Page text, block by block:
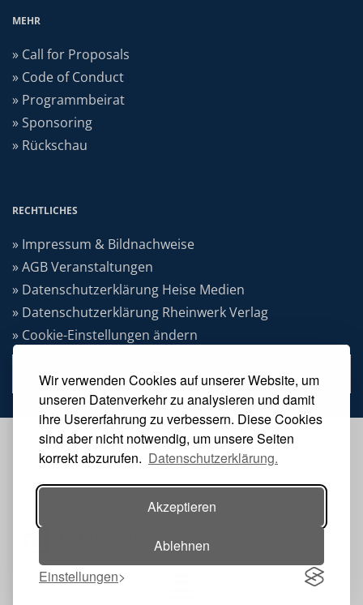
Wir verwenden Cookies auf unserer Website, um
unseren Datenverkehr zu analysieren und damit
ihre Usererfahrung zu verbessern. Diese Cookies
sind aber nicht notwendig, um unsere Seiten
korrekt abzurufen. Datenschutzerklärung.
Akzeptieren
Ablehnen
Einstellungen
MEHR
» Call for Proposals
» Code of Conduct
» Programmbeirat
» Sponsoring
» Rückschau
RECHTLICHES
» Impressum & Bildnachweise
» AGB Veranstaltungen
» Datenschutzerklärung Heise Medien
» Datenschutzerklärung Rheinwerk Verlag
» Cookie-Einstellungen ändern
» Vertrag widerrufen
VERANSTALTER